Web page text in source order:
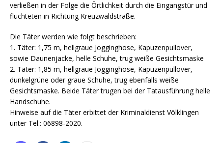
verließen in der Folge die Örtlichkeit durch die Eingangstür und
flüchteten in Richtung Kreuzwaldstraße.
Die Täter werden wie folgt beschrieben:
1. Täter: 1,75 m, hellgraue Jogginghose, Kapuzenpullover,
sowie Daunenjacke, helle Schuhe, trug weiße Gesichtsmaske
2. Täter: 1,85 m, hellgraue Jogginghose, Kapuzenpullover,
dunkelgrüne oder graue Schuhe, trug ebenfalls weiße
Gesichtsmaske. Beide Täter trugen bei der Tatausführung helle
Handschuhe.
Hinweise auf die Täter erbittet der Kriminaldienst Völklingen
unter Tel.: 06898-2020.